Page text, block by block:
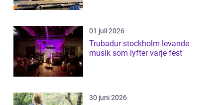
01 juli 2026
Trubadur stockholm levande
musik som lyfter varje fest
30 juni 2026